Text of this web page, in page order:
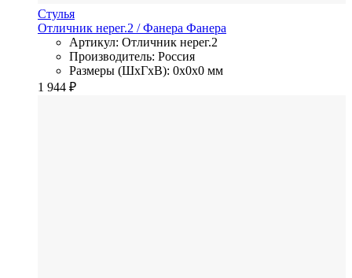
Стулья
Отличник нерег.2 / Фанера Фанера
Артикул: Отличник нерег.2
Производитель: Россия
Размеры (ШхГхВ): 0x0x0 мм
1 944 ₽